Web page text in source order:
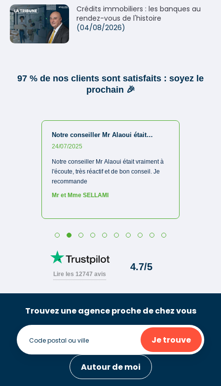
Crédits immobiliers : les banques au
rendez-vous de l'histoire
(04/08/2026)
Trouvez une agence proche de chez vous
Je trouve
Autour de moi